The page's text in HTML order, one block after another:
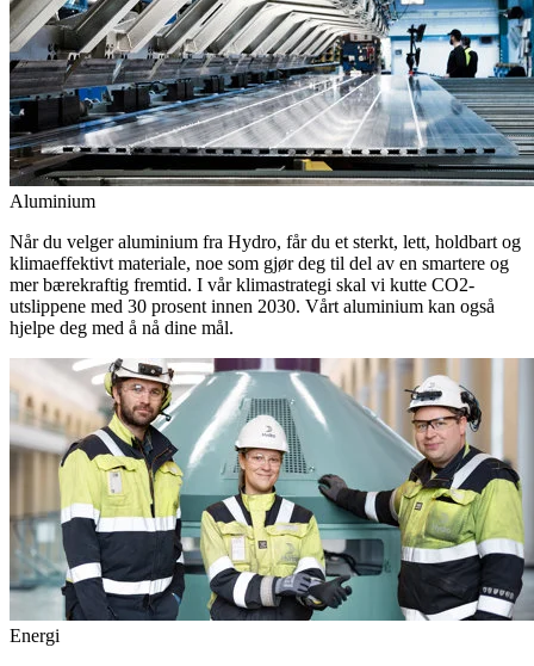
Aluminium
Når du velger aluminium fra Hydro, får du et sterkt, lett, holdbart og
klimaeffektivt materiale, noe som gjør deg til del av en smartere og
mer bærekraftig fremtid. I vår klimastrategi skal vi kutte CO2-
utslippene med 30 prosent innen 2030. Vårt aluminium kan også
hjelpe deg med å nå dine mål.
Energi